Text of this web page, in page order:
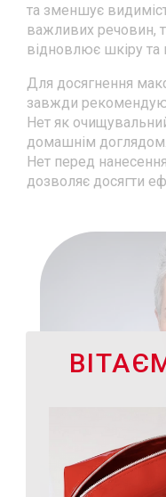
та зменшує
важливих речовин,
відновлює шкіру та
Для досягнення
завжди
Нет як
домашнім
Нет перед
дозволяє досягти